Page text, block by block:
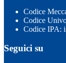
Codice
Codice
Codice IPA:
Seguici su